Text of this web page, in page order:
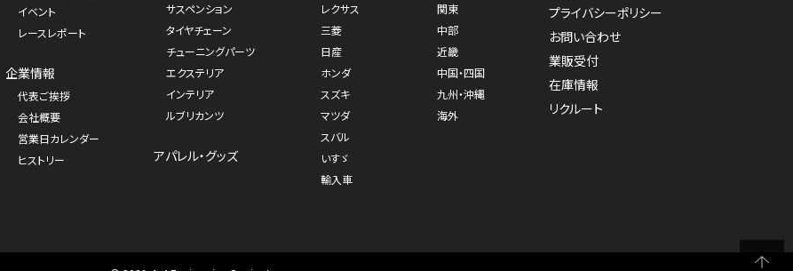
イベント
レースレポート
企業情報
代表ご挨拶
会社概要
営業日カレンダー
ヒストリー
サスペンション
タイヤチェーン
チューニングパーツ
エクステリア
インテリア
ルブリカンツ
アパレル・グッズ
レクサス
三菱
日産
ホンダ
スズキ
マツダ
スバル
いすゞ
輸入車
関東
中部
近畿
中国・四国
九州・沖縄
海外
プライバシーポリシー
お問い合わせ
業販受付
在庫情報
リクルート